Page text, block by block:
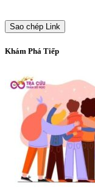
Sao chép Link
Khám Phá Tiếp